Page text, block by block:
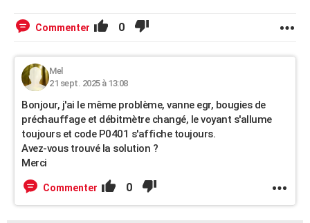
Commenter 0
Mel
21 sept. 2025 à 13:08
Bonjour, j'ai le même problème, vanne egr, bougies de
préchauffage et débitmètre changé, le voyant s'allume
toujours et code P0401 s'affiche toujours.
Avez-vous trouvé la solution ?
Merci
Commenter 0